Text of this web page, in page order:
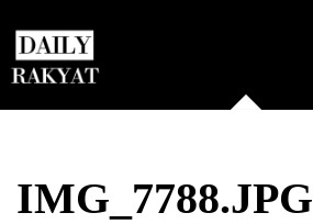
IMG_7788.JPG